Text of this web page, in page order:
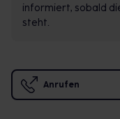
informiert, sobald
steht.
Anrufen